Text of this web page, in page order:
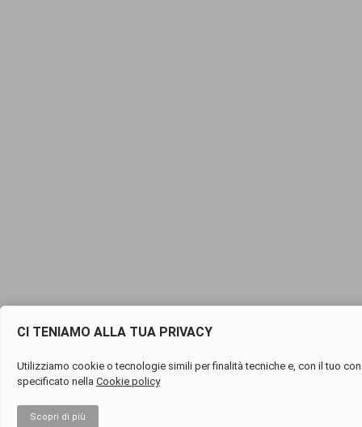
CI TENIAMO ALLA TUA PRIVACY
Utilizziamo cookie o tecnologie simili per finalità tecniche e, con il tuo
specificato nella Cookie policy
Scopri di più